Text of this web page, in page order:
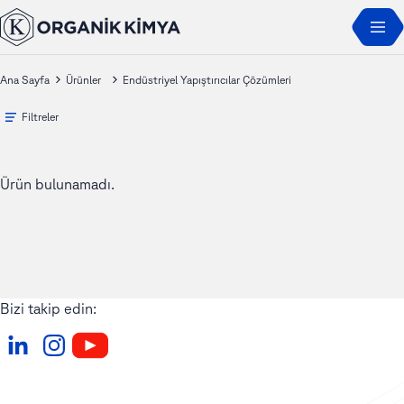
Ana Sayfa Ürünler Endüstriyel Yapıştırıcılar Çözümleri
Filtreler
Ürün bulunamadı.
Bizi takip edin: